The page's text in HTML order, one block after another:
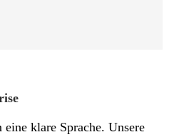
eine klare Sprache. Unsere